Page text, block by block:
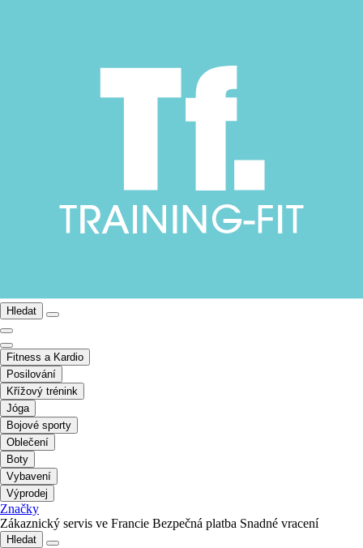
Hledat
Fitness a Kardio
Posilování
Křížový trénink
Jóga
Bojové sporty
Oblečení
Boty
Vybavení
Výprodej
Značky
Zákaznický servis ve Francie Bezpečná platba Snadné vracení
Hledat